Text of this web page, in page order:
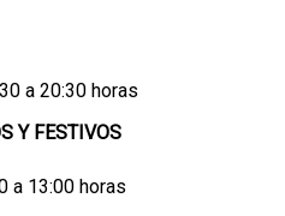
a 20:30 horas
Y FESTIVOS
a 13:00 horas